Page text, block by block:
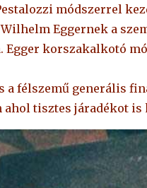
módszerrel
Eggernek a
Egger korszakalkotó
a félszemű generális
ahol tisztes járadékot